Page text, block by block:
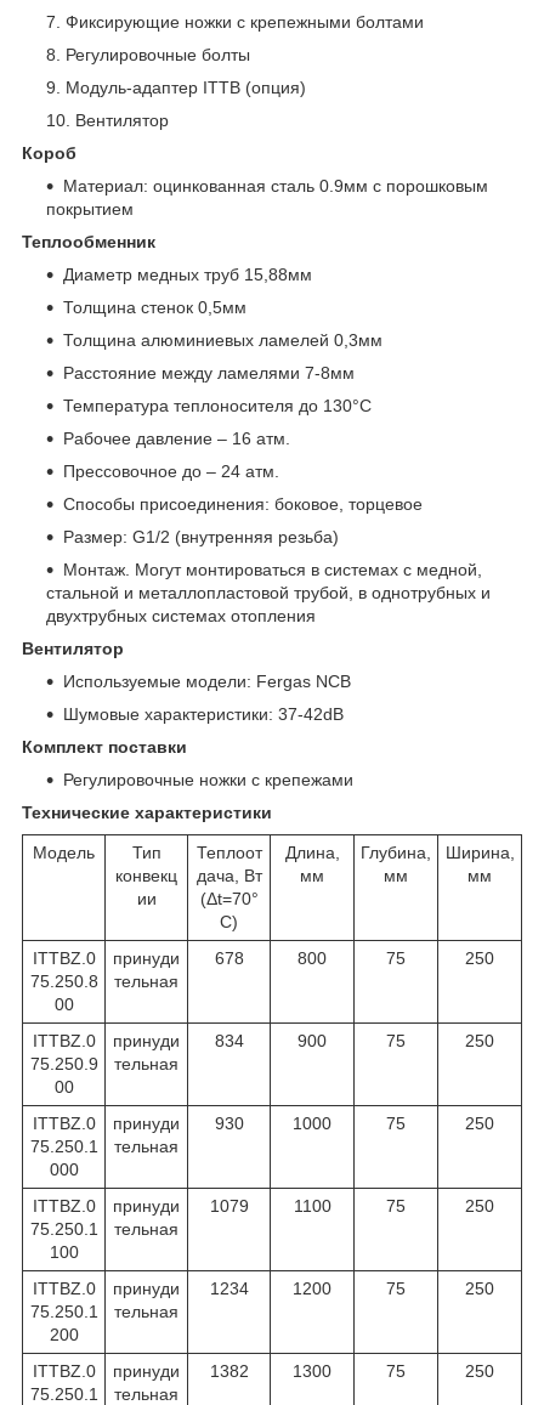
Фиксирующие ножки с крепежными болтами
Регулировочные болты
Модуль-адаптер ITTB (опция)
Вентилятор
Короб
Материал: оцинкованная сталь 0.9мм с порошковым
покрытием
Теплообменник
Диаметр медных труб 15,88мм
Толщина стенок 0,5мм
Толщина алюминиевых ламелей 0,3мм
Расстояние между ламелями 7-8мм
Температура теплоносителя до 130°C
Рабочее давление – 16 атм.
Прессовочное до – 24 атм.
Способы присоединения: боковое, торцевое
Размер: G1/2 (внутренняя резьба)
Монтаж. Могут монтироваться в системах с медной,
стальной и металлопластовой трубой, в однотрубных и
двухтрубных системах отопления
Вентилятор
Используемые модели: Fergas NCB
Шумовые характеристики: 37-42dB
Комплект поставки
Регулировочные ножки с крепежами
Технические характеристики
Модель
Тип
конвекц
ии
Теплоот
дача, Вт
(Δt=70°
C)
Длина,
мм
Глубина,
мм
Ширина,
мм
ITTBZ.0
75.250.8
00
принуди
тельная
678 800 75 250
ITTBZ.0
75.250.9
00
принуди
тельная
834 900 75 250
ITTBZ.0
75.250.1
000
принуди
тельная
930 1000 75 250
ITTBZ.0
75.250.1
100
принуди
тельная
1079 1100 75 250
ITTBZ.0
75.250.1
200
принуди
тельная
1234 1200 75 250
ITTBZ.0
75.250.1
принуди
тельная
1382 1300 75 250